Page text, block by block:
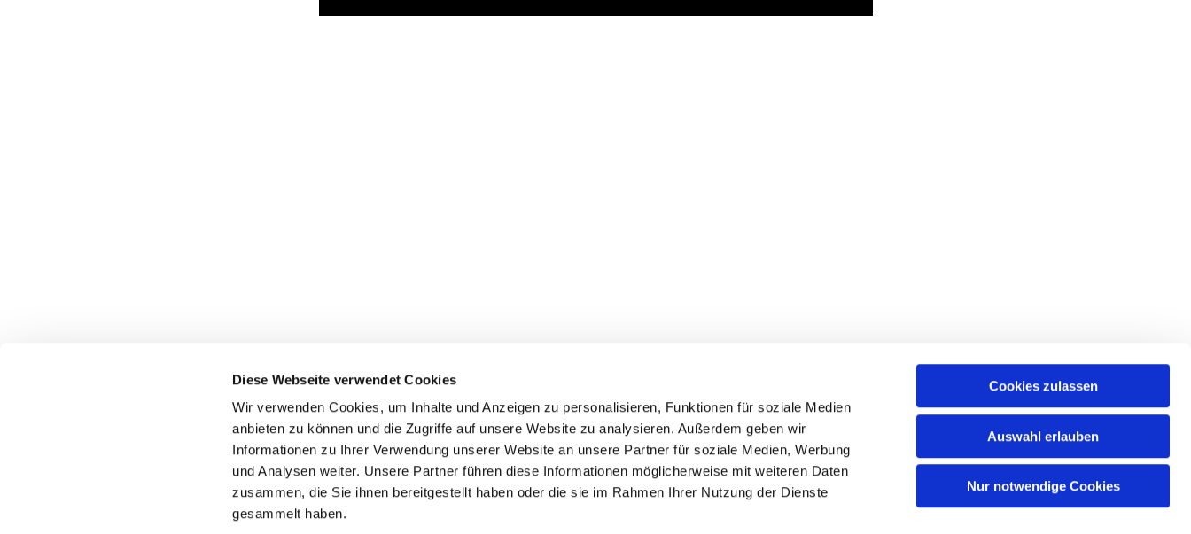
Diese Webseite verwendet Cookies
Wir verwenden Cookies, um Inhalte und Anzeigen zu personalisieren, Funktionen für soziale Medien
anbieten zu können und die Zugriffe auf unsere Website zu analysieren. Außerdem geben wir
Informationen zu Ihrer Verwendung unserer Website an unsere Partner für soziale Medien, Werbung
und Analysen weiter. Unsere Partner führen diese Informationen möglicherweise mit weiteren Daten
zusammen, die Sie ihnen bereitgestellt haben oder die sie im Rahmen Ihrer Nutzung der Dienste
gesammelt haben.
Cookies zulassen
Auswahl erlauben
Nur notwendige Cookies
Pfarrei St. Maria Magdalena Oderland-Spree